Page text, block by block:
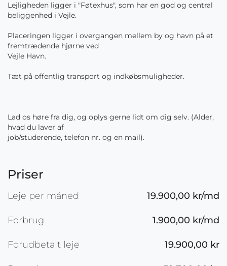
Lejligheden ligger i "Føtexhus", som har en god og central
beliggenhed i Vejle.
Placeringen ligger i overgangen mellem by og havn på et
fremtrædende hjørne ved
Vejle Havn.
Tæt på offentlig transport og indkøbsmuligheder.
Lad os høre fra dig, og oplys gerne lidt om dig selv. (Alder,
hvad du laver af
job/studerende, telefon nr. og en mail).
Priser
Leje per måned 19.900,00 kr/md
Forbrug 1.900,00 kr/md
Forudbetalt leje 19.900,00 kr